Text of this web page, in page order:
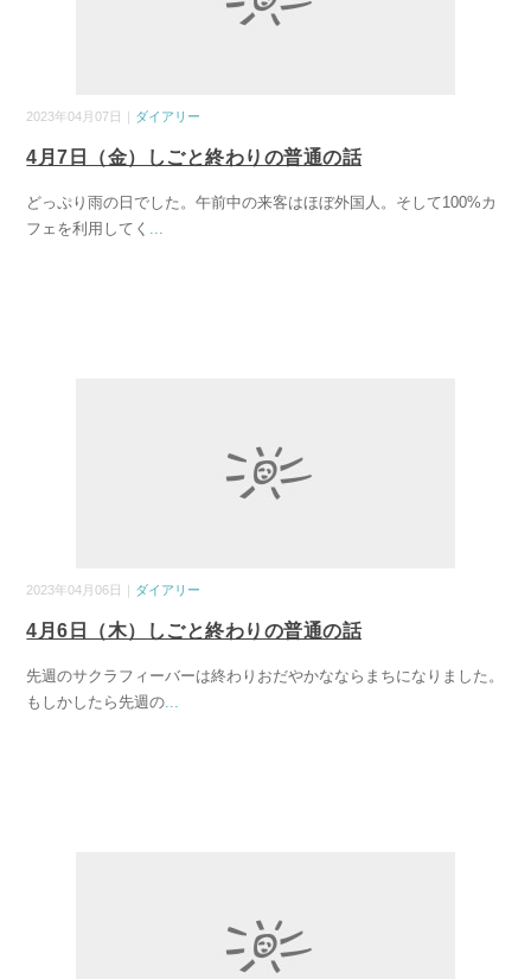
2023年04月07日｜ ダイアリー
4月7日（金）しごと終わりの普通の話
どっぷり雨の日でした。午前中の来客はほぼ外国人。そして100%カ
フェを利用してく ...
2023年04月06日｜ ダイアリー
4月6日（木）しごと終わりの普通の話
先週のサクラフィーバーは終わりおだやかなならまちになりました。
もしかしたら先週の...